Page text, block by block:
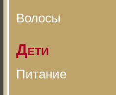
Волосы
Дети
Питание